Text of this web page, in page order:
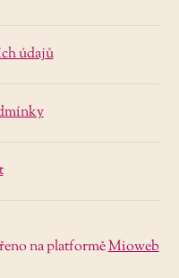
údajů
na platforměMioweb